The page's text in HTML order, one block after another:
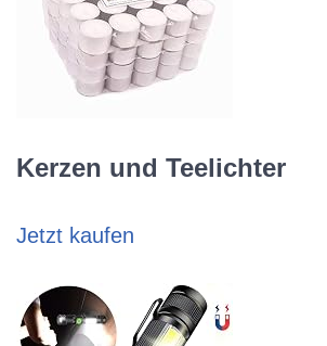
Kerzen und Teelichter
Jetzt kaufen